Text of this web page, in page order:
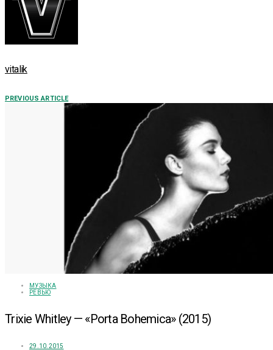
vitalik
PREVIOUS ARTICLE
МУЗЫКА
РЕВЬЮ
Trixie Whitley — «Porta Bohemica» (2015)
29.10.2015